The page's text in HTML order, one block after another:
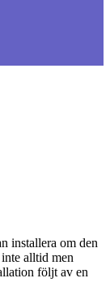
installera om den
alltid men
följt av en